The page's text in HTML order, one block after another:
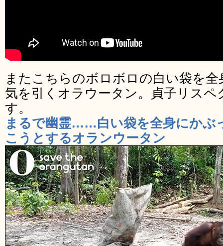
またこちらのボロボロの白い袋を
気を引くオラウータン。貞子リスペ
す。
まるで幽霊……白い袋を全身にかぶ
こうとするオランウータン